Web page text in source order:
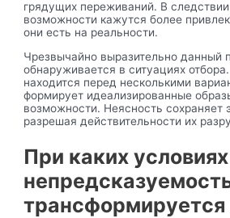
грядущих переживаний. В
возможности кажутся более
они есть на реальности.
Чрезвычайно выразительно данный
обнаруживается в ситуациях
находится перед несколькими
формирует идеализированные
возможности. Неясность сохраняет
разрешая действительности их
При каких условиях
трансформируется